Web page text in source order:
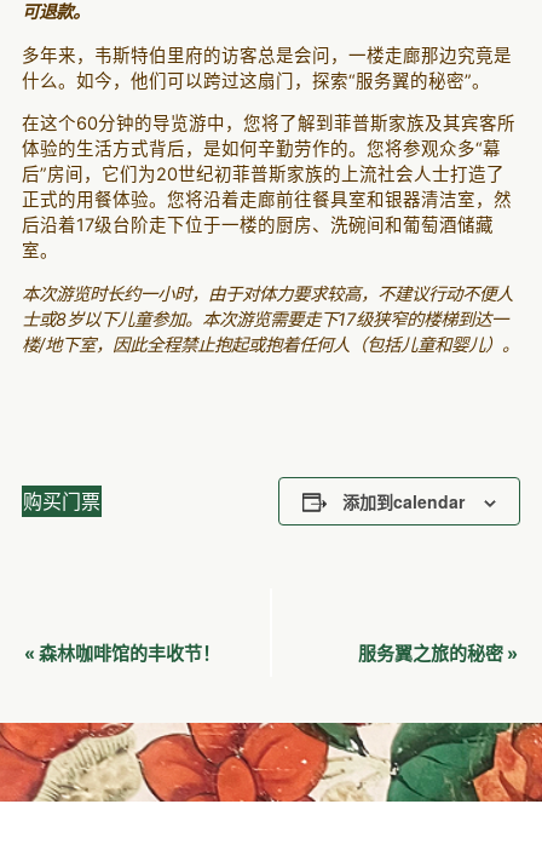
可退款。
多年来，韦斯特伯里府的访客总是会问，一楼走廊那边究竟是
什么。如今，他们可以跨过这扇门，探索“服务翼的秘密”。
在这个60分钟的导览游中，您将了解到菲普斯家族及其宾客所
体验的生活方式背后，是如何辛勤劳作的。您将参观众多“幕
后”房间，它们为20世纪初菲普斯家族的上流社会人士打造了
正式的用餐体验。您将沿着走廊前往餐具室和银器清洁室，然
后沿着17级台阶走下位于一楼的厨房、洗碗间和葡萄酒储藏
室。
本次游览时长约一小时，由于对体力要求较高，不建议行动不便人
士或8岁以下儿童参加。本次游览需要走下17级狭窄的楼梯到达一
楼/地下室，因此全程禁止抱起或抱着任何人（包括儿童和婴儿）。
购买门票 添加到calendar
活
导
航
« 森林咖啡馆的丰收节！ 服务翼之旅的秘密 »